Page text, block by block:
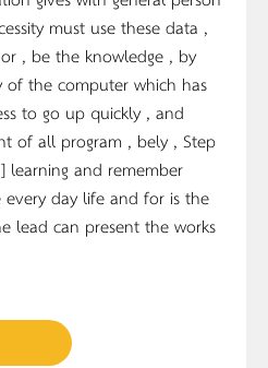
must use these data ,
, be the knowledge , by
of the computer which has
to go up quickly , and
of all program , bely , Step
learning and remember
day life and for is the
lead can present the works